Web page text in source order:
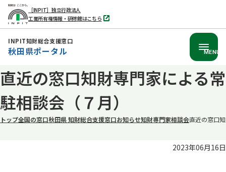
本
文
へ
移
［INPIT］独立行政法人
工業所有権情報・研修館はこちら
別
タ
INPIT知財総合支援窓口
秋田県ポータル MENU
直近の窓口知財専門家による常
駐相談会（７月）
トップ全国の窓口秋田県 知財総合支援窓口お知らせ知財専門家相談会直近の窓口
2023年06月16日